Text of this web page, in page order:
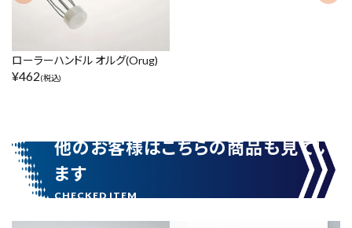
ローラーハンドル オルグ(Orug)
¥462(税込)
他のお客様はこちらの商品も見てい
ます